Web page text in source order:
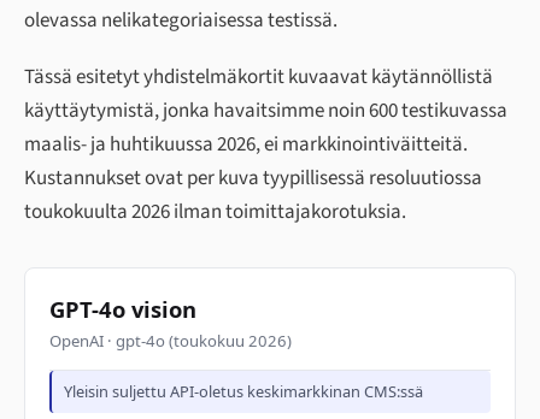
olevassa nelikategoriaisessa testissä.
Tässä esitetyt yhdistelmäkortit kuvaavat käytännöllistä
käyttäytymistä, jonka havaitsimme noin 600 testikuvassa
maalis- ja huhtikuussa 2026, ei markkinointiväitteitä.
Kustannukset ovat per kuva tyypillisessä resoluutiossa
toukokuulta 2026 ilman toimittajakorotuksia.
GPT-4o vision
OpenAI · gpt-4o (toukokuu 2026)
Yleisin suljettu API-oletus keskimarkkinan CMS:ssä